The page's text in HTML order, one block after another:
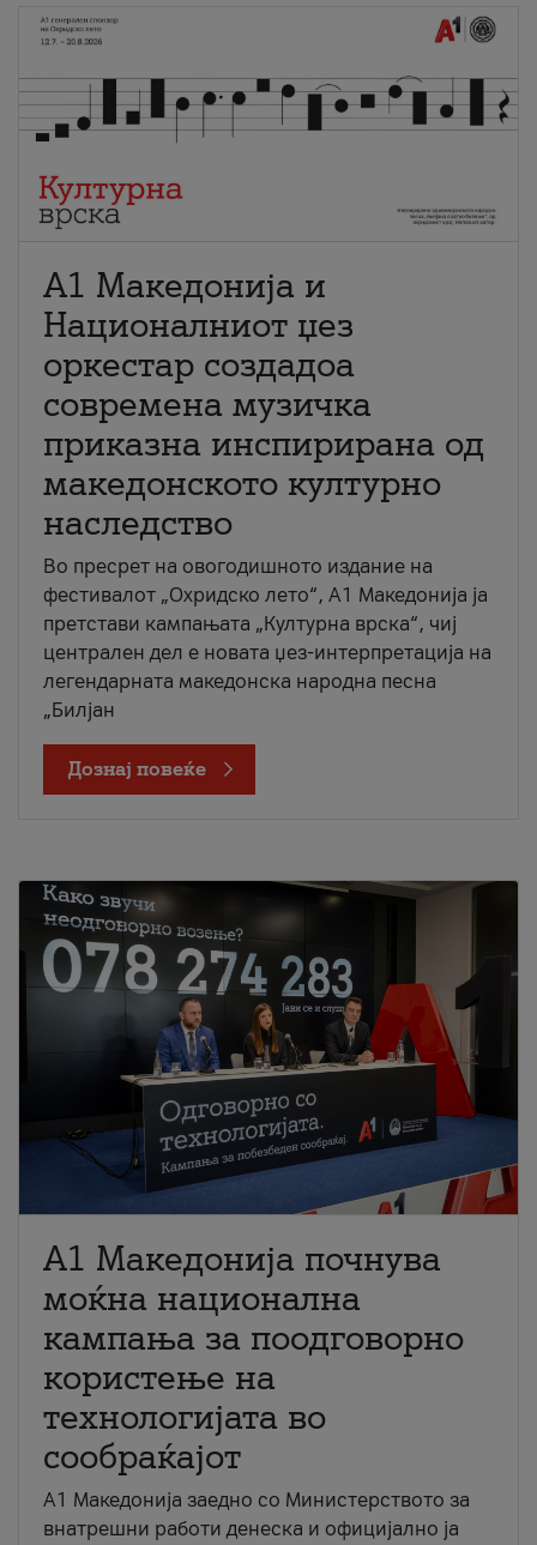
А1 Македонија и
Националниот џез
оркестар создадоа
современа музичка
приказна инспирирана од
македонското културно
наследство
Во пресрет на овогодишното издание на
фестивалот „Охридско лето“, А1 Македонија ја
претстави кампањата „Културна врска“, чиј
централен дел е новата џез-интерпретација на
легендарната македонска народна песна
„Билјан
Дознај повеќе
A1 Македонија почнува
моќна национална
кампања за поодговорно
користење на
технологијата во
сообраќајот
A1 Македонија заедно со Министерството за
внатрешни работи денеска и официјално ја